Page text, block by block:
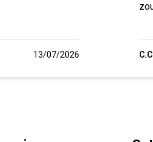
13/07/2026